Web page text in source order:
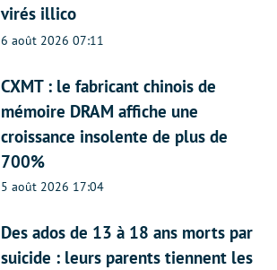
virés illico
6 août 2026 07:11
CXMT : le fabricant chinois de
mémoire DRAM affiche une
croissance insolente de plus de
700%
5 août 2026 17:04
Des ados de 13 à 18 ans morts par
suicide : leurs parents tiennent les